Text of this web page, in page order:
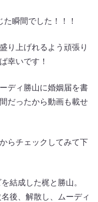
瞬間でした！！！
り上げれるよう頑張り
幸いです！
ディ勝山に婚姻届を書
だったから動画も載せ
からチェックしてみて下
結成した梶と勝山。
後、解散し、ムーディ